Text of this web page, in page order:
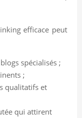
efficace peut
spécialisés ;
;
qualitatifs et
qui attirent